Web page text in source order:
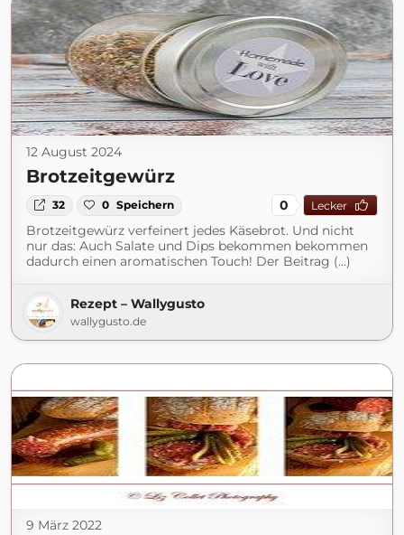
12 August 2024
Brotzeitgewürz
32 0 Speichern 0 Lecker
Brotzeitgewürz verfeinert jedes Käsebrot. Und nicht
nur das: Auch Salate und Dips bekommen bekommen
dadurch einen aromatischen Touch! Der Beitrag (...)
Rezept – Wallygusto
wallygusto.de
9 März 2022